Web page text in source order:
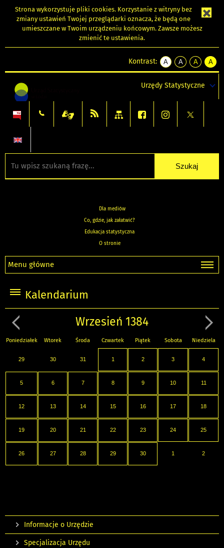
Strona wykorzystuje pliki cookies. Korzystanie z witryny bez
zmiany ustawień Twojej przeglądarki oznacza, że będą one
umieszczane w Twoim urządzeniu końcowym. Zawsze możesz
zmienić te ustawienia.
Kontrast:
A
kontrast
A
kontrast
tekst
czarnym
A
kontrast
tekst
czarnym
A
tekst
żółtym
Urzędy Statystyczne
Dla mediów
Co, gdzie, jak załatwić?
Edukacja statystyczna
O stronie
Menu główne
Kalendarium
Wrzesień 1384
Poniedziałek Wtorek Środa Czwartek Piątek Sobota Niedziela
29 30 31 1 2 3 4
5 6 7 8 9 10 11
12 13 14 15 16 17 18
19 20 21 22 23 24 25
26 27 28 29 30 1 2
Informacje o Urzędzie
Specjalizacja Urzędu